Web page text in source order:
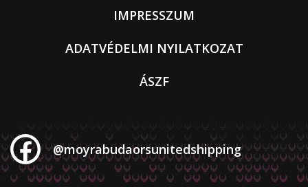
IMPRESSZUM
ADATVÉDELMI NYILATKOZAT
ÁSZF
@moyrabudaorsunitedshipping